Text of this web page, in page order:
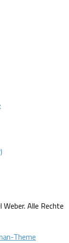
Alle Rechte
Theme